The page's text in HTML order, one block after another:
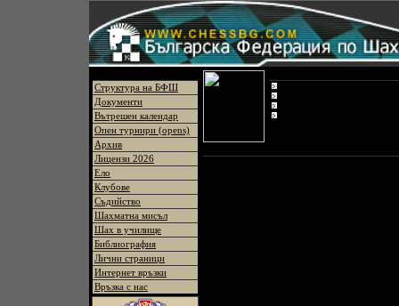
Структура на БФШ
Документи
Вътрешен календар
Опен турнири (opens)
Архив
Лицензи 2026
Ело
Клубове
Съдийство
Шахматна мисъл
Шах в училище
Библиография
Лични страници
Интернет връзки
Връзка с нас